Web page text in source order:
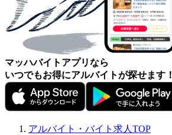
マッハバイトアプリなら
いつでもお得にアルバイトが探せます！
アルバイト・バイト求人TOP